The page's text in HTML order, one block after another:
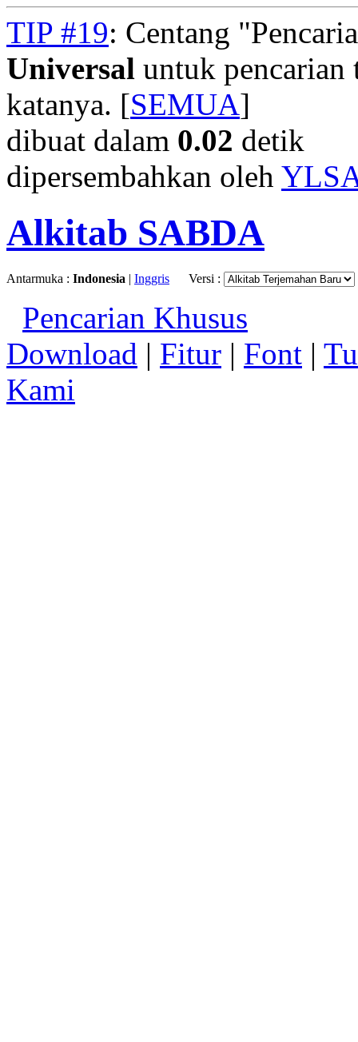
TIP #19: Centang
Universal untuk pencarian
katanya. [SEMUA]
dibuat dalam 0.02 detik
dipersembahkan oleh
Alkitab SABDA
Antarmuka : Indonesia | Inggris Versi :
Pencarian Khusus
Download | Fitur | Font |
Kami